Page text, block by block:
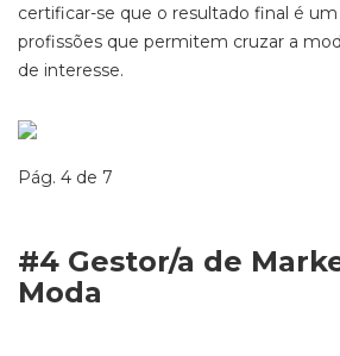
certificar-se que o resultado final é
profissões que permitem cruzar a
de interesse.
Pág. 4 de 7
#4 Gestor/a de
Moda